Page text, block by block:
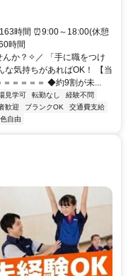
時間 ⏰9:00～18:00(休憩
時間
か？✧／ 「手に職をつけ
な気持ちがあればOK！ 【当
＝＝＝＝＝ ◆約9割が未...
見学可 転勤なし
経験不問
歓迎 ブランクOK
交通費支給
自由